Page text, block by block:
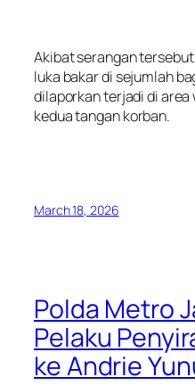
Akibat serangan
luka bakar di sejumlah
dilaporkan terjadi di area
kedua tangan korban.
March 18, 2026
Polda Metro
Pelaku
ke Andrie